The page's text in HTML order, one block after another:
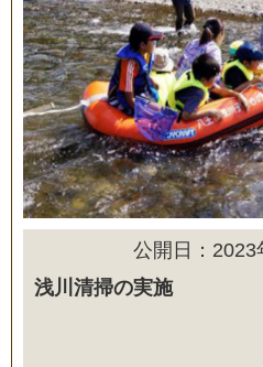
公開日：2023
浅川清掃の実施